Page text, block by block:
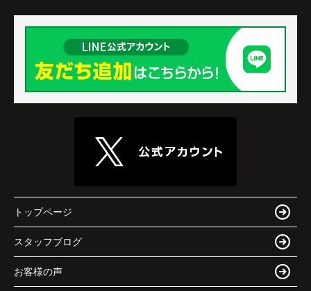
トップページ
スタッフブログ
お客様の声